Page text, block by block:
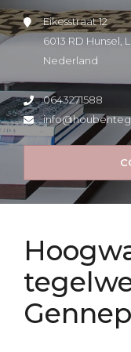
Eikesstraat 12
6013 RD Hunsel,
Nederland
0643271588
Gennep